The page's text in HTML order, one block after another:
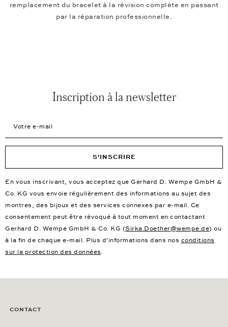
remplacement du bracelet à la révision complète en passant
par la réparation professionnelle.
Inscription à la newsletter
S'INSCRIRE
En vous inscrivant, vous acceptez que Gerhard D. Wempe GmbH &
Co. KG vous envoie régulièrement des informations au sujet des
montres, des bijoux et des services connexes par e-mail. Ce
consentement peut être révoqué à tout moment en contactant
Gerhard D. Wempe GmbH & Co. KG (Sirka.Doether@wempe.de) ou
à la fin de chaque e-mail. Plus d'informations dans nos conditions
sur la protection des données .
CONTACT